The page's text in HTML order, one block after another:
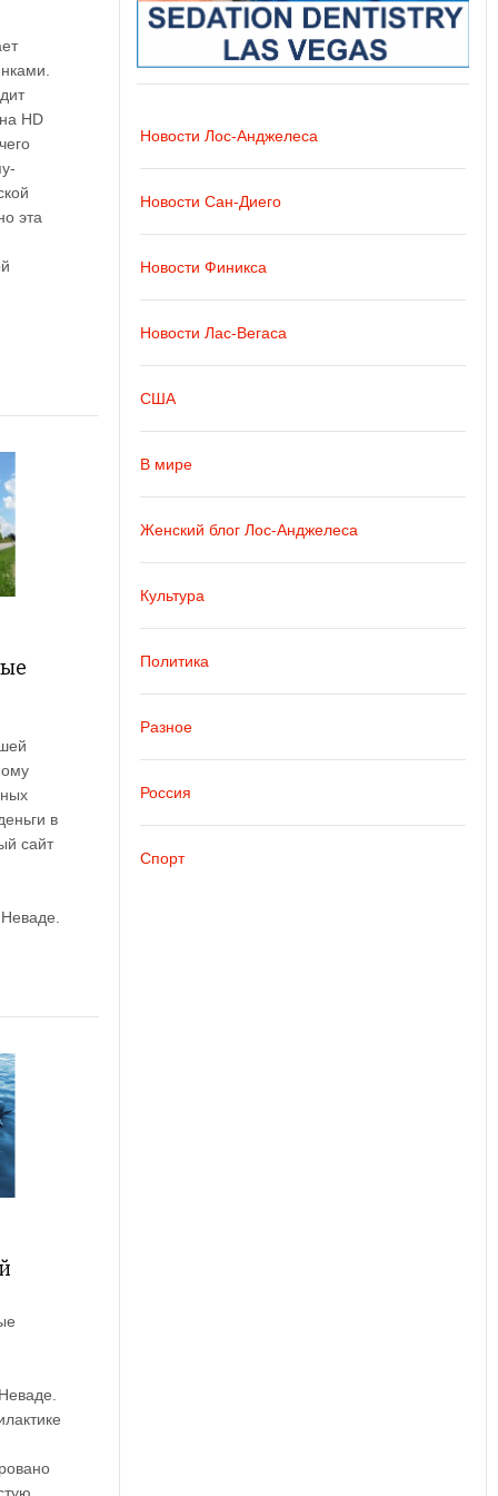
HD
эта
в
сайт
Новости Лос-Анджелеса
Новости Сан-Диего
Новости Финикса
Новости Лас-Вегаса
США
В мире
Женский блог Лос-Анджелеса
Культура
Политика
Разное
Россия
Спорт